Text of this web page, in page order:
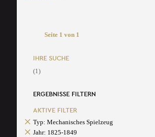
Seite 1 von 1
IHRE SUCHE
(1)
ERGEBNISSE FILTERN
AKTIVE FILTER
Typ: Mechanisches Spielzeug
Jahr: 1825-1849